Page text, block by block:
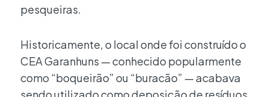
pesqueiras.
Historicamente, o local onde foi construído o
CEA Garanhuns — conhecido popularmente
como “boqueirão” ou “buracão” — acabava